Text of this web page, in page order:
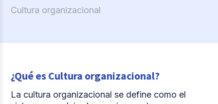
Cultura organizacional
¿Qué es Cultura organizacional?
La cultura organizacional se define como el